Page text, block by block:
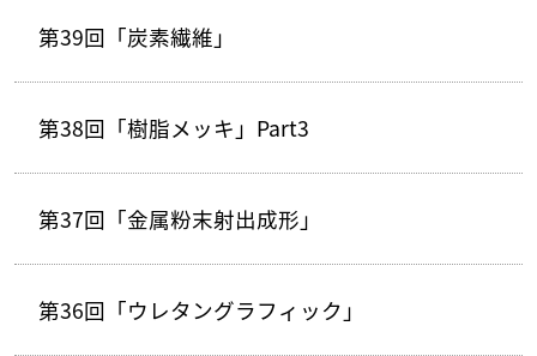
第39回「炭素繊維」
第38回「樹脂メッキ」Part3
第37回「金属粉末射出成形」
第36回「ウレタングラフィック」